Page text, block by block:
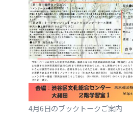
4月6日のブックトークご案内